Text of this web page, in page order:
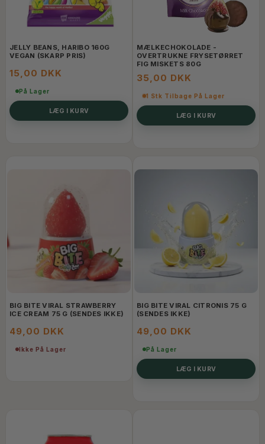
JELLY BEANS, HARIBO 160G
VEGAN (SKARP PRIS)
15,00 DKK
På Lager
LÆG I KURV
MÆLKECHOKOLADE -
OVERTRUKNE FRYSETØRRET
FIG MISKETS 80G
35,00 DKK
1 Stk Tilbage På Lager
LÆG I KURV
BIG BITE VIRAL STRAWBERRY
ICE CREAM 75 G (SENDES IKKE)
49,00 DKK
Ikke På Lager
BIG BITE VIRAL CITRONIS 75 G
(SENDES IKKE)
49,00 DKK
På Lager
LÆG I KURV